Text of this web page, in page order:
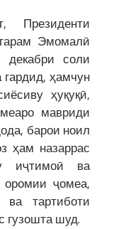
Президенти
Эмомалӣ
соли
ҳамчун
ҳуқуқӣ,
мавриди
барои ноил
ҳам назаррас
иҷтимоӣ ва
оромии ҷомеа,
тартиботи
гузошта шуд.